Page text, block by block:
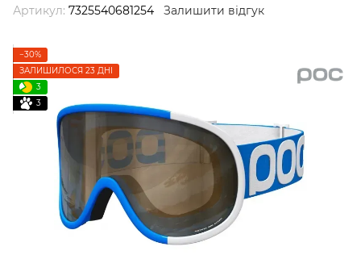
Артикул: 7325540681254 Залишити відгук
−30%
ЗАЛИШИЛОСЯ 23 ДНІ
3
3